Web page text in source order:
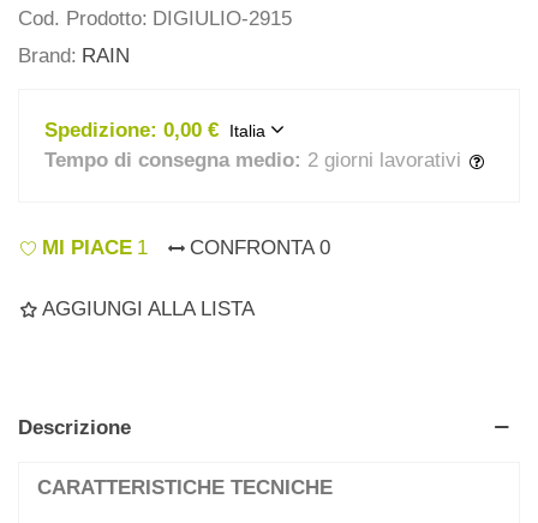
Cod. Prodotto: DIGIULIO-2915
Brand: RAIN
Spedizione: 0,00 € Italia
Tempo di consegna medio: 2 giorni lavorativi
MI PIACE 1 CONFRONTA 0
AGGIUNGI ALLA LISTA
Descrizione
CARATTERISTICHE TECNICHE